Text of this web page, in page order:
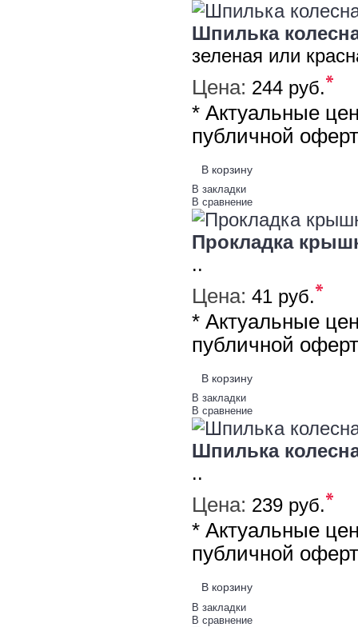
Шпилька
зеленая или
Цена: 244 руб.*
* Актуальные
публичной
В корзину
В закладки
В сравнение
Прокладка
..
Цена: 41 руб.*
* Актуальные
публичной
В корзину
В закладки
В сравнение
Шпилька
..
Цена: 239 руб.*
* Актуальные
публичной
В корзину
В закладки
В сравнение